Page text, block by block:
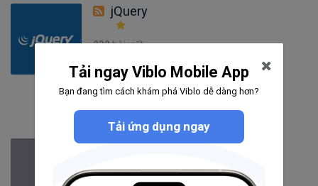
jQuery
232bài viết
3146người theo dõi
Theo dõi
C
63bài viết
Tải ngay Viblo Mobile App
Bạn đang tìm cách khám phá Viblo dễ dàng hơn?
Tải ứng dụng ngay